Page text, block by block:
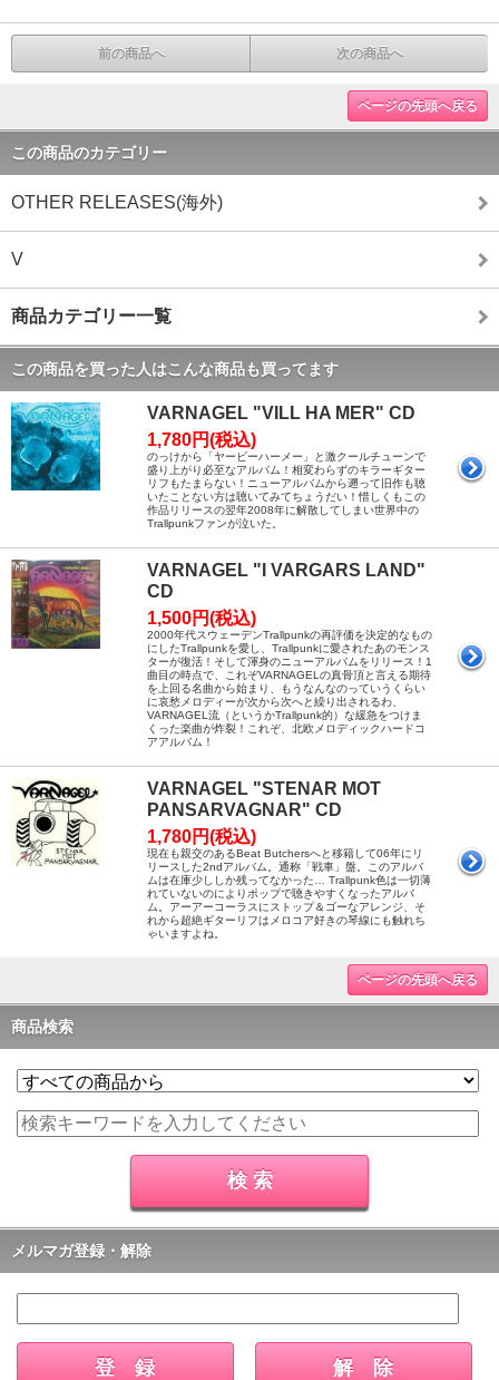
前の商品へ 次の商品へ
ページの先頭へ戻る
この商品のカテゴリー
OTHER RELEASES(海外)
V
商品カテゴリー一覧
この商品を買った人はこんな商品も買ってます
VARNAGEL "VILL HA MER" CD
1,780円(税込)
のっけから「ヤービーハーメー」と激クールチューンで
盛り上がり必至なアルバム！相変わらずのキラーギター
リフもたまらない！ニューアルバムから遡って旧作も聴
いたことない方は聴いてみてちょうだい！惜しくもこの
作品リリースの翌年2008年に解散してしまい世界中の
Trallpunkファンが泣いた。
VARNAGEL "I VARGARS LAND"
CD
1,500円(税込)
2000年代スウェーデンTrallpunkの再評価を決定的なもの
にしたTrallpunkを愛し、Trallpunkに愛されたあのモンス
ターが復活！そして渾身のニューアルバムをリリース！1
曲目の時点で、これぞVARNAGELの真骨頂と言える期待
を上回る名曲から始まり、もうなんなのっていうくらい
に哀愁メロディーが次から次へと繰り出されるわ、
VARNAGEL流（というかTrallpunk的）な緩急をつけま
くった楽曲が炸裂！これぞ、北欧メロディックハードコ
アアルバム！
VARNAGEL "STENAR MOT
PANSARVAGNAR" CD
1,780円(税込)
現在も親交のあるBeat Butchersへと移籍して06年にリ
リースした2ndアルバム。通称「戦車」盤。このアルバ
ムは在庫少ししか残ってなかった… Trallpunk色は一切薄
れていないのによりポップで聴きやすくなったアルバ
ム。アーアーコーラスにストップ＆ゴーなアレンジ、そ
れから超絶ギターリフはメロコア好きの琴線にも触れち
ゃいますよね。
ページの先頭へ戻る
商品検索
メルマガ登録・解除